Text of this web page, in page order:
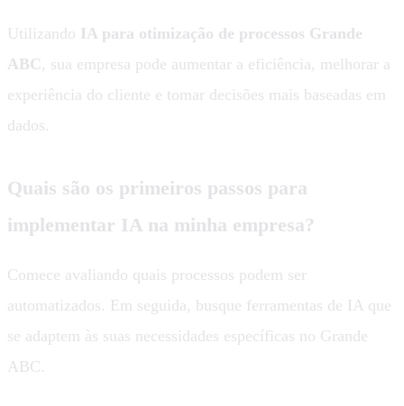
Utilizando IA para otimização de processos Grande
ABC , sua empresa pode aumentar a eficiência, melhorar a
experiência do cliente e tomar decisões mais baseadas em
dados.
Quais são os primeiros passos para
implementar IA na minha empresa?
Comece avaliando quais processos podem ser
automatizados. Em seguida, busque ferramentas de IA que
se adaptem às suas necessidades específicas no Grande
ABC.